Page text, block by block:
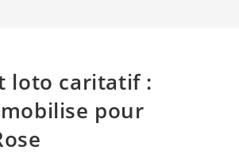
loto caritatif :
pour